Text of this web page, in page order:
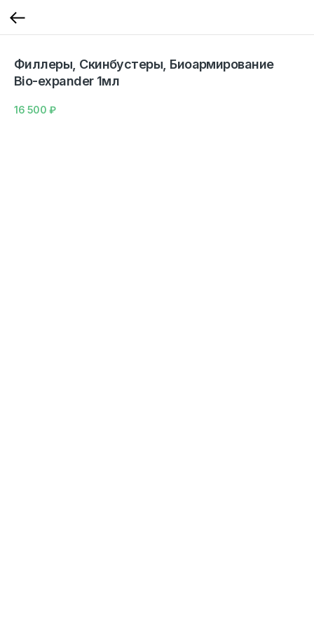
Филлеры, Скинбустеры, Биоармирование
Bio-expander 1мл
16 500 ₽